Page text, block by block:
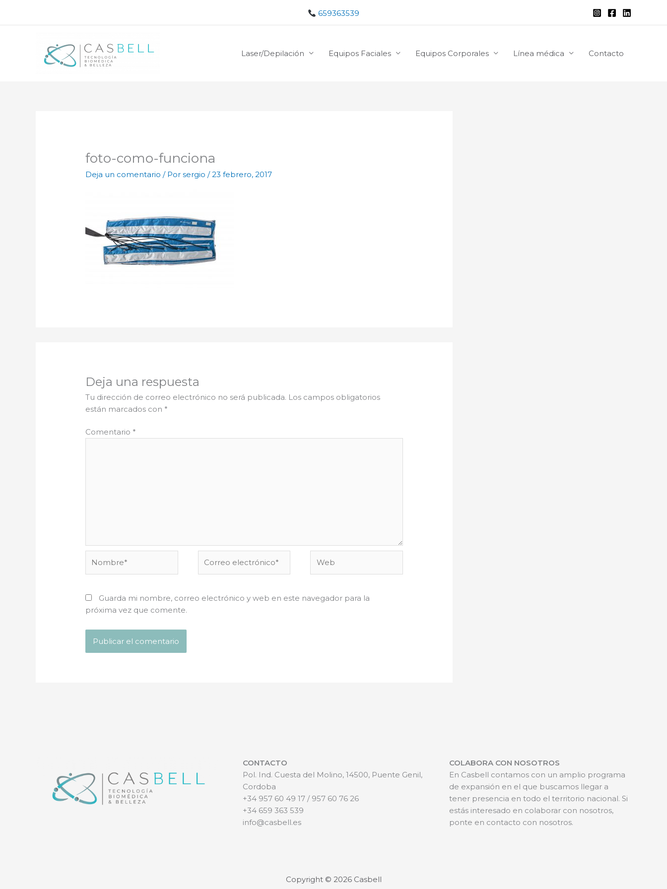
659363539
Laser/Depilación Equipos Faciales Equipos Corporales Línea médica Contacto
foto-como-funciona
Deja un comentario / Porsergio/23 febrero, 2017
Deja una respuesta
Tu dirección de correo electrónico no será publicada. Los campos obligatorios
están marcados con *
Comentario *
electrónico*
Guarda mi nombre, correo electrónico y web en este navegador para la
próxima vez que comente.
CONTACTO
Pol. Ind. Cuesta del Molino, 14500, Puente Genil,
Cordoba
+34 957 60 49 17 / 957 60 76 26
+34 659 363 539
info@casbell.es
COLABORA CON NOSOTROS
En Casbell contamos con un amplio programa
de expansión en el que buscamos llegar a
tener presencia en todo el territorio nacional. Si
estás interesado en colaborar con nosotros,
ponte en contacto con nosotros.
Copyright © 2026 Casbell